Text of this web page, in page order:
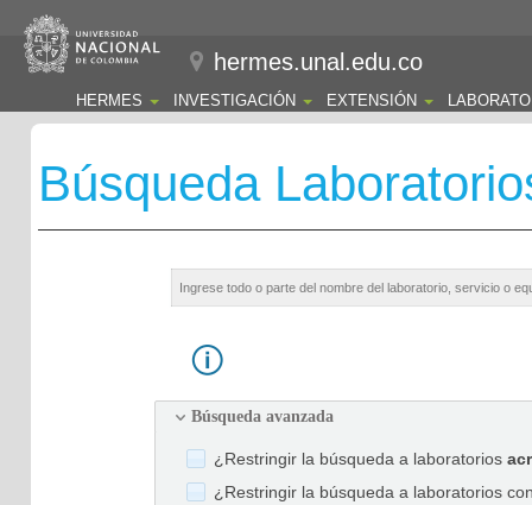
hermes.unal.edu.co
HERMES INVESTIGACIÓN EXTENSIÓN
Búsqueda
Búsqueda avanzada
¿Restringir la búsqueda a laboratorios
¿Restringir la búsqueda a laboratorios